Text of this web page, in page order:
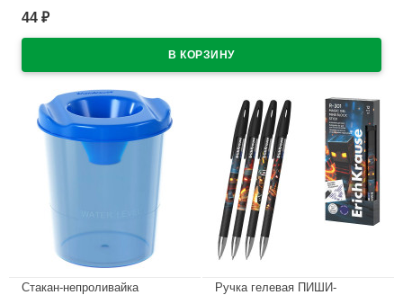
В наличии
44 ₽
Стакан-непроливайка
Ручка гелевая ПИШИ-